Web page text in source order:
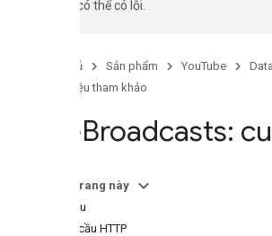
bằng AI có thể có lỗi.
Trang chủ Sản phẩm YouTube
Tài liệu tham khảo
LiveBroadcasts:
Trên trang này
Yêu cầu
Yêu cầu HTTP